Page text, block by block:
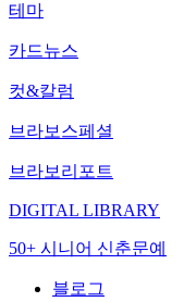
테마
카드뉴스
컷&칼럼
브라보스페셜
브라보리포트
DIGITAL LIBRARY
50+ 시니어 신춘문예
블로그